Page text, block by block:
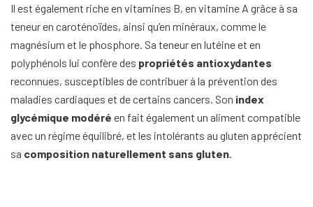
Il est également riche en vitamines B, en vitamine A grâce à sa
teneur en caroténoïdes, ainsi qu’en minéraux, comme le
magnésium et le phosphore. Sa teneur en lutéine et en
polyphénols lui confère des propriétés antioxydantes
reconnues, susceptibles de contribuer à la prévention des
maladies cardiaques et de certains cancers. Son index
glycémique modéré en fait également un aliment compatible
avec un régime équilibré, et les intolérants au gluten apprécient
sa composition naturellement sans gluten